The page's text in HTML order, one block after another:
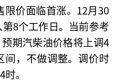
限价面临首涨。12月30
8个工作日。当前参考
期汽柴油价格将上调4
，不做调整。调价时
。